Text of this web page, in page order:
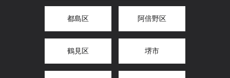
都島区 阿倍野区
鶴見区 堺市